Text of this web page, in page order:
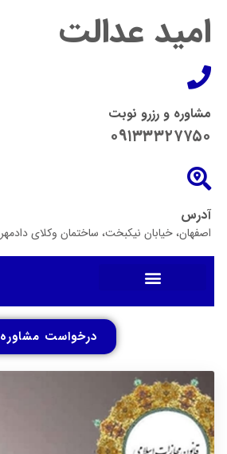
امید عدالت
مشاوره و رزرو نوبت
۰۹۱۳۳۳۲۷۷۵۰
آدرس
اصفهان، خیابان نیکبخت، ساختمان وکلای دادمهر
درخواست مشاوره